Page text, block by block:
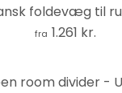
fra 1.261 kr.